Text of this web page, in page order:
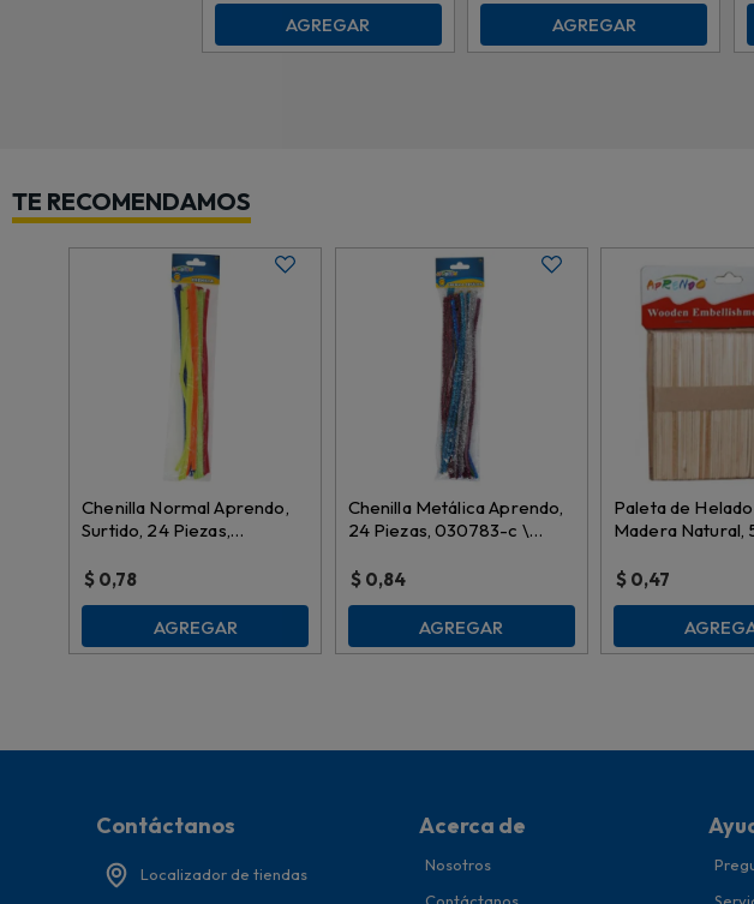
AGREGAR AGREGAR
TE RECOMENDAMOS
Chenilla Normal Aprendo,
Surtido, 24 Piezas,
$ 0,78
AGREGAR
Chenilla Metálica Aprendo,
24 Piezas, 030783-c \
$ 0,84
AGREGAR
Paleta de
Madera Natural,
$ 0,47
Contáctanos
Localizador de tiendas
Acerca de
Nosotros